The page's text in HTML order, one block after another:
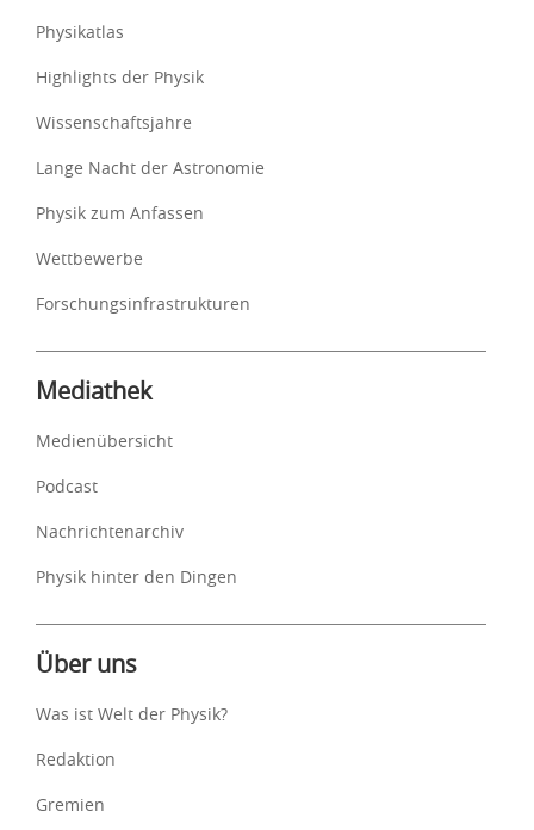
Physikatlas
Highlights der Physik
Wissenschaftsjahre
Lange Nacht der Astronomie
Physik zum Anfassen
Wettbewerbe
Forschungsinfrastrukturen
Mediathek
Medienübersicht
Podcast
Nachrichtenarchiv
Physik hinter den Dingen
Über uns
Was ist Welt der Physik?
Redaktion
Gremien